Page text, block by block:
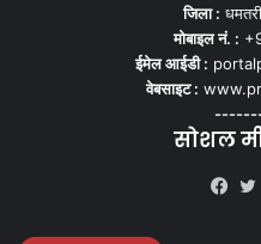
जिला : धमतरी
मोबाइल नं. :
ईमेल आईडी :
वेबसाइट :
सोशल